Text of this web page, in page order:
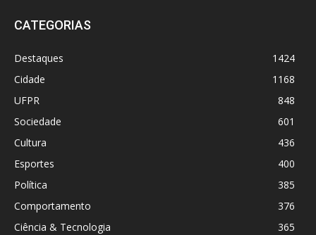
CATEGORIAS
Destaques
1424
Cidade
1168
UFPR
848
Sociedade
601
Cultura
436
Esportes
400
Política
385
Comportamento
376
Ciência & Tecnologia
365